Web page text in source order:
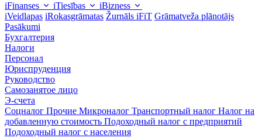
iFinanses iTiesības
iBizness
iVeidlapas iRokasgrāmatas Žurnāls iFiT Grāmatveža plānotājs
Pasākumi
Бухгалтерия
Налоги
Персонал
Юриспруденция
Руководство
Самозанятое лицо
Э-счета
Соцналог Прочие Микроналог Транспортный налог Налог на
добавленную стоимость Подоходный налог с предприятий
Подоходный налог с населения